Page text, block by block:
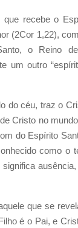
recebe o
(2Cor 1,22),
o Reino
um outro
do céu, traz o
Cristo no
do Espírito
como o
que se
é o Pai, e